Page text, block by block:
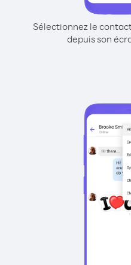
Sélectionnez le
depuis son